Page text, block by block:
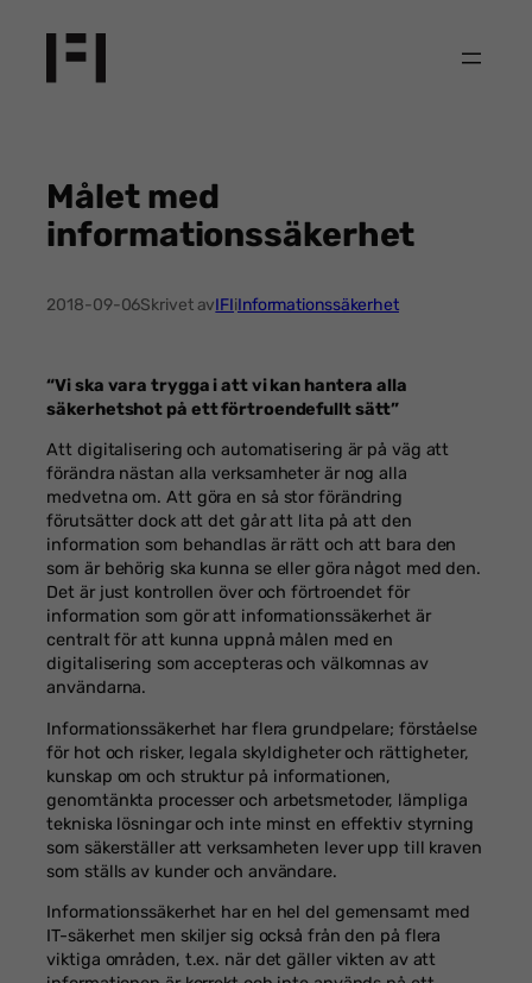
innehåll
Målet med
informationssäkerhet
2018-09-06Skrivet avIFIiInformationssäkerhet
“Vi ska vara trygga i att vi kan hantera alla
säkerhetshot på ett förtroendefullt sätt”
Att digitalisering och automatisering är på väg att
förändra nästan alla verksamheter är nog alla
medvetna om. Att göra en så stor förändring
förutsätter dock att det går att lita på att den
information som behandlas är rätt och att bara den
som är behörig ska kunna se eller göra något med den.
Det är just kontrollen över och förtroendet för
information som gör att informationssäkerhet är
centralt för att kunna uppnå målen med en
digitalisering som accepteras och välkomnas av
användarna.
Informationssäkerhet har flera grundpelare; förståelse
för hot och risker, legala skyldigheter och rättigheter,
kunskap om och struktur på informationen,
genomtänkta processer och arbetsmetoder, lämpliga
tekniska lösningar och inte minst en effektiv styrning
som säkerställer att verksamheten lever upp till kraven
som ställs av kunder och användare.
Informationssäkerhet har en hel del gemensamt med
IT-säkerhet men skiljer sig också från den på flera
viktiga områden, t.ex. när det gäller vikten av att